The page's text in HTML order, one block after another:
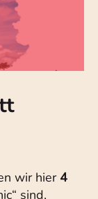
wir hier 4
sind,